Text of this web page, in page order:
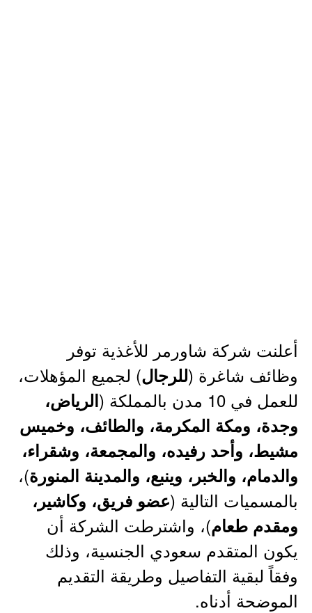
أعلنت شركة شاورمر للأغذية توفر
وظائف شاغرة (للرجال) لجميع المؤهلات،
للعمل في 10 مدن بالمملكة (
الرياض،
وجدة، ومكة المكرمة، والطائف، وخميس
مشيط، وأحد رفيده، والمجمعة، وشقراء،
والدمام، والخبر، وينبع، والمدينة المنورة)،
بالمسميات التالية (عضو فريق، وكاشير،
ومقدم طعام)، واشترطت الشركة أن
يكون المتقدم سعودي الجنسية، وذلك
وفقاً لبقية التفاصيل وطريقة التقديم
الموضحة أدناه.